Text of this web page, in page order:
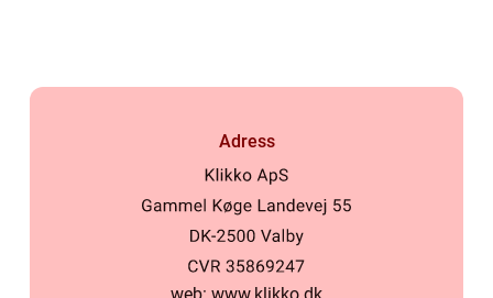
Adress